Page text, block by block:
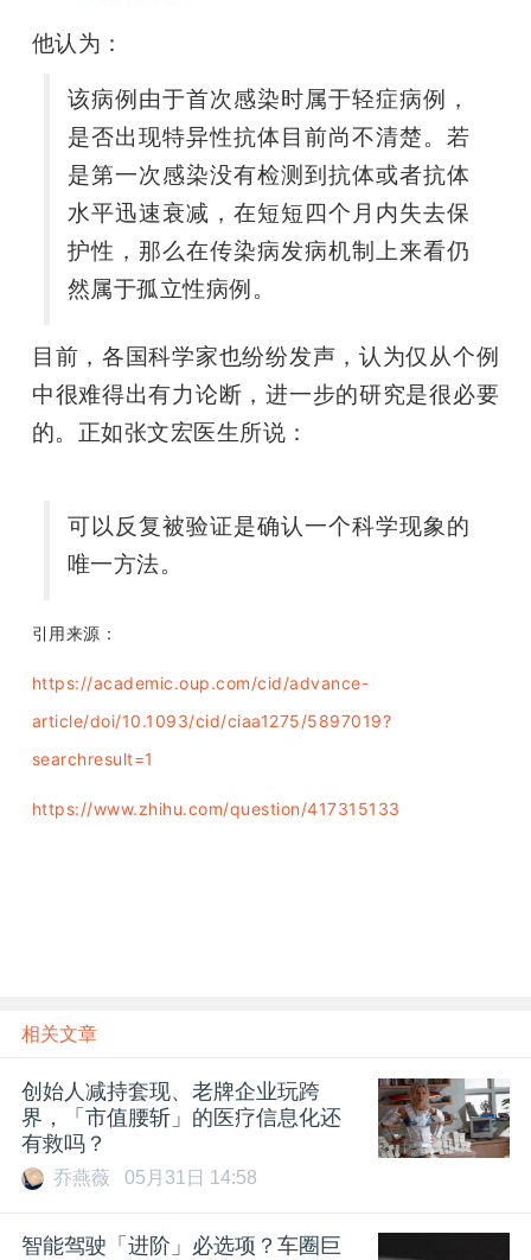
他认为：
该病例由于首次感染时属于轻症病例，
是否出现特异性抗体目前尚不清楚。若
是第一次感染没有检测到抗体或者抗体
水平迅速衰减，在短短四个月内失去保
护性，那么在传染病发病机制上来看仍
然属于孤立性病例。
目前，各国科学家也纷纷发声，认为仅从个例
中很难得出有力论断，进一步的研究是很必要
的。正如张文宏医生所说：
可以反复被验证是确认一个科学现象的
唯一方法。
引用来源：
https://academic.oup.com/cid/advance-
article/doi/10.1093/cid/ciaa1275/5897019?
searchresult=1
https://www.zhihu.com/question/417315133
相关文章
创始人减持套现、老牌企业玩跨
界，「市值腰斩」的医疗信息化还
有救吗？
乔燕薇 05月31日 14:58
智能驾驶「进阶」必选项？车圈巨